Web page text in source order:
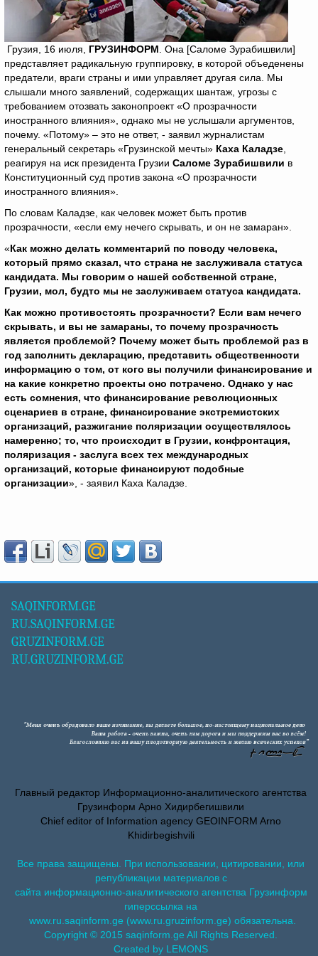
Грузия, 16 июля, ГРУЗИНФОРМ . Она [Саломе Зурабишвили]
представляет радикальную группировку, в которой объеденены
предатели, враги страны и ими управляет другая сила. Мы
слышали много заявлений, содержащих шантаж, угрозы с
требованием отозвать законопроект «О прозрачности
иностранного влияния», однако мы не услышали аргументов,
почему. «Потому» – это не ответ, - заявил журналистам
генеральный секретарь «Грузинской мечты» Каха Каладзе
реагируя на иск президента Грузии Саломе Зурабишвили в
Конституционный суд против закона «О прозрачности
иностранного влияния».
По словам Каладзе, как человек может быть против
прозрачности, «если ему нечего скрывать, и он не замаран».
«Как можно делать комментарий по поводу человека,
который прямо сказал, что страна не заслуживала статуса
кандидата. Мы говорим о нашей собственной стране,
Грузии, мол, будто мы не заслуживаем статуса кандидата.
Как можно противостоять прозрачности? Если вам нечего
скрывать, и вы не замараны, то почему прозрачность
является проблемой? Почему может быть проблемой раз в
год заполнить декларацию, представить общественности
информацию о том, от кого вы получили финансирование и
на какие конкретно проекты оно потрачено. Однако у нас
есть сомнения, что финансирование революционных
сценариев в стране, финансирование экстремистских
организаций, разжигание поляризации осуществлялось
намеренно; то, что происходит в Грузии, конфронтация,
поляризация - заслуга всех тех международных
организаций, которые финансируют подобные
организации», - заявил Каха Каладзе.
SAQINFORM.GE
RU.SAQINFORM.GE
GRUZINFORM.GE
RU.GRUZINFORM.GE
Главный редактор Информационно-аналитического агентства
Грузинформ Арно Хидирбегишвили
Chief editor of Information agency GEOINFORM Arno
Khidirbegishvili
Все права защищены. При использовании, цитировании, или
републикации материалов с
сайта информационно-аналитического агентства Грузинформ
гиперссылка на
www.ru.saqinform.ge (www.ru.gruzinform.ge) обязательна.
Copyright © 2015 saqinform.ge All Rights Reserved.
Created by LEMONS